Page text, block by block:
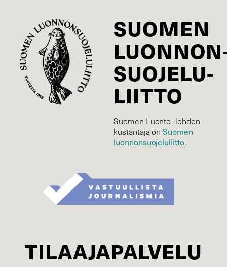
SUOMEN
SUOJELU­
LIITTO
Suomen Luonto -lehden
kustantaja onSuomen
luonnonsuojelu­liitto.
TILAAJAPALVELU